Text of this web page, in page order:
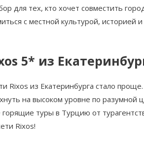
для тех, кто хочет совместить
с местной культурой, историей
5* из
Rixos из Екатеринбурга стало
на высоком уровне по
туры в Турцию от
Rixos!